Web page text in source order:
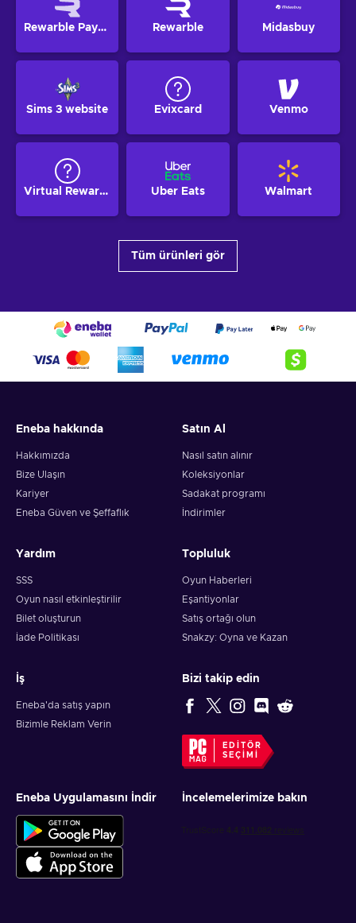
Rewarble Paypal Rewarble Midasbuy
Sims 3 website Evixcard Venmo
Virtual Reward Visa Uber Eats Walmart
Tüm ürünleri gör
Eneba hakkında
Hakkımızda
Bize Ulaşın
Kariyer
Eneba Güven ve Şeffaflık
Satın Al
Nasıl satın alınır
Koleksiyonlar
Sadakat programı
İndirimler
Yardım
SSS
Oyun nasıl etkinleştirilir
Bilet oluşturun
İade Politikası
Topluluk
Oyun Haberleri
Eşantiyonlar
Satış ortağı olun
Snakzy: Oyna ve Kazan
İş
Eneba'da satış yapın
Bizimle Reklam Verin
Bizi takip edin
EDITÖR
SEÇIMI
Eneba Uygulamasını İndir İncelemelerimize bakın